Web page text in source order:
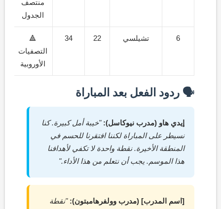
منتصف
الجدول
6 تشيلسي 22
34
🔺
التصفيات
الأوروبية
🗣️ ردود الفعل بعد المباراة
إيدي هاو (مدرب نيوكاسل): "خيبة أمل كبيرة. كنا
نسيطر على المباراة لكننا افتقرنا للحسم في
المنطقة الأخيرة. نقطة واحدة لا تكفي لأهدافنا
هذا الموسم. يجب أن نتعلم من هذا الأداء."
[اسم المدرب] (مدرب وولفرهامبتون): "نقطة